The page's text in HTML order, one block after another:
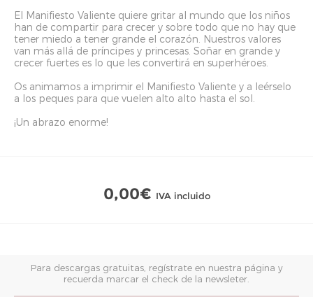
El Manifiesto Valiente quiere gritar al mundo que los niños
han de compartir para crecer y sobre todo que no hay que
tener miedo a tener grande el corazón. Nuestros valores
van más allá de príncipes y princesas. Soñar en grande y
crecer fuertes es lo que les convertirá en superhéroes.
Os animamos a imprimir el Manifiesto Valiente y a leérselo
a los peques para que vuelen alto alto hasta el sol.
¡Un abrazo enorme!
0,00€ IVA incluido
Para descargas gratuitas, regístrate en nuestra página y
recuerda marcar el check de la newsleter.